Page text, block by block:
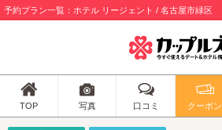
予約プラン一覧：ホテル リージェント / 名古屋市緑区
TOP 写真 口コミ クーポン